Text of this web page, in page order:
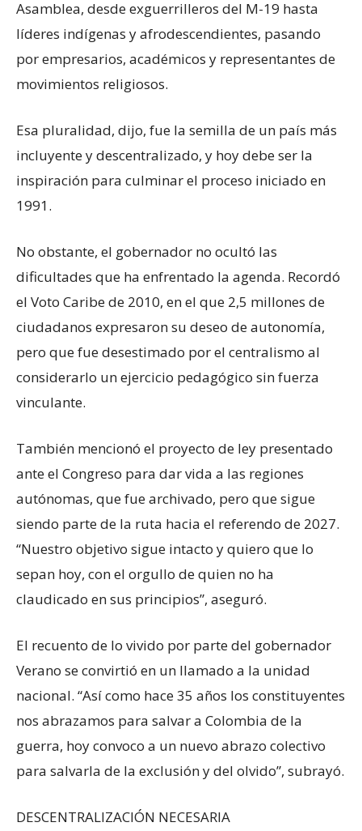
Asamblea, desde exguerrilleros del M-19 hasta
líderes indígenas y afrodescendientes, pasando
por empresarios, académicos y representantes de
movimientos religiosos.
Esa pluralidad, dijo, fue la semilla de un país más
incluyente y descentralizado, y hoy debe ser la
inspiración para culminar el proceso iniciado en
1991.
No obstante, el gobernador no ocultó las
dificultades que ha enfrentado la agenda. Recordó
el Voto Caribe de 2010, en el que 2,5 millones de
ciudadanos expresaron su deseo de autonomía,
pero que fue desestimado por el centralismo al
considerarlo un ejercicio pedagógico sin fuerza
vinculante.
También mencionó el proyecto de ley presentado
ante el Congreso para dar vida a las regiones
autónomas, que fue archivado, pero que sigue
siendo parte de la ruta hacia el referendo de 2027.
“Nuestro objetivo sigue intacto y quiero que lo
sepan hoy, con el orgullo de quien no ha
claudicado en sus principios”, aseguró.
El recuento de lo vivido por parte del gobernador
Verano se convirtió en un llamado a la unidad
nacional. “Así como hace 35 años los constituyentes
nos abrazamos para salvar a Colombia de la
guerra, hoy convoco a un nuevo abrazo colectivo
para salvarla de la exclusión y del olvido”, subrayó.
DESCENTRALIZACIÓN NECESARIA